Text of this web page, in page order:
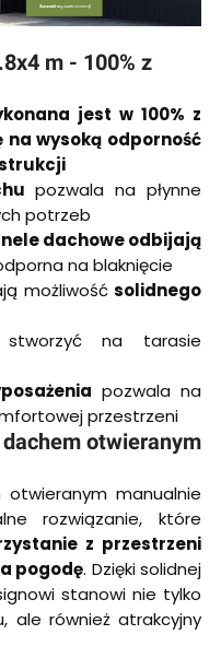
m - 100% z
jest w 100% z
na wysoką odporność
pozwala na płynne
potrzeb
dachowe odbijają
na blaknięcie
możliwość solidnego
na tarasie
pozwala na
przestrzeni
otwieranym
manualnie
rozwiązanie, które
z przestrzeni
pogodę. Dzięki solidnej
stanowi nie tylko
ale również atrakcyjny